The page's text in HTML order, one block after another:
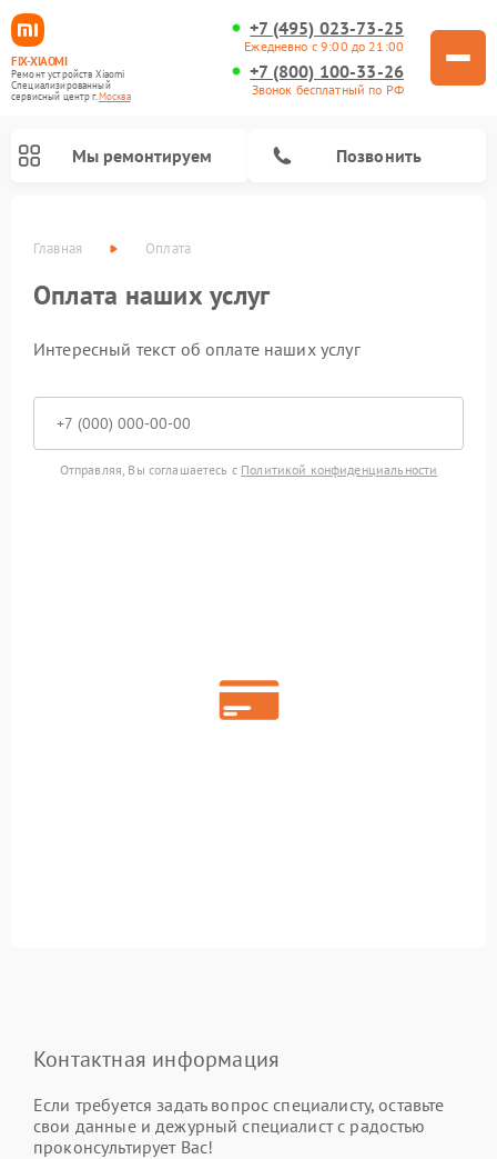
FIX-XIAOMI
Ремонт устройств Xiaomi
Специализированный
cервисный центр г.Москва
+7 (495) 023-73-25
Ежедневно с 9:00 до 21:00
+7 (800) 100-33-26
Звонок бесплатный по РФ
Мы ремонтируем Позвонить
Главная Оплата
Оплата наших услуг
Интересный текст об оплате наших услуг
Отправляя, Вы соглашаетесь с Политикой конфиденциальности
Контактная информация
Если требуется задать вопрос специалисту, оставьте
свои данные и дежурный специалист с радостью
проконсультирует Вас!